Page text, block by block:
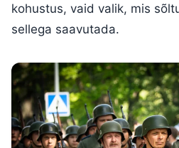
kohustus, vaid valik, mis
sellega saavutada.